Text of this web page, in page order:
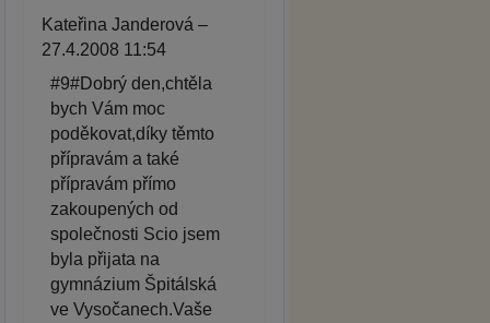
Kateřina Janderová –
27.4.2008 11:54
#9#Dobrý den,chtěla
bych Vám moc
poděkovat,díky těmto
přípravám a také
přípravám přímo
zakoupených od
společnosti Scio jsem
byla přijata na
gymnázium Špitálská
ve Vysočanech.Vaše